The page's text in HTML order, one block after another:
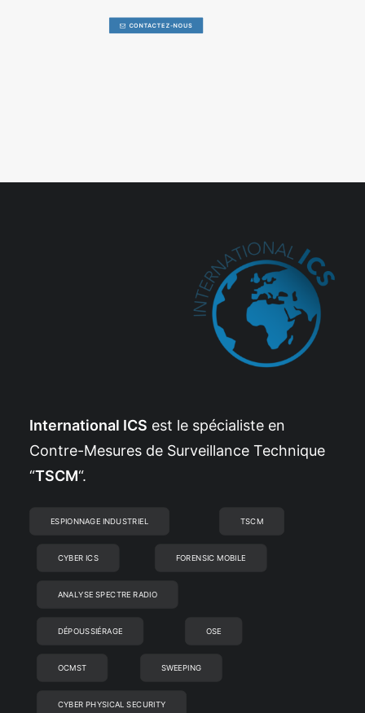
CONTACTEZ-NOUS
International ICS est le spécialiste en
Contre-Mesures de Surveillance Technique
“TSCM“.
ESPIONNAGE INDUSTRIEL TSCM
CYBER ICS FORENSIC MOBILE
ANALYSE SPECTRE RADIO
DÉPOUSSIÉRAGE OSE
OCMST SWEEPING
CYBER PHYSICAL SECURITY